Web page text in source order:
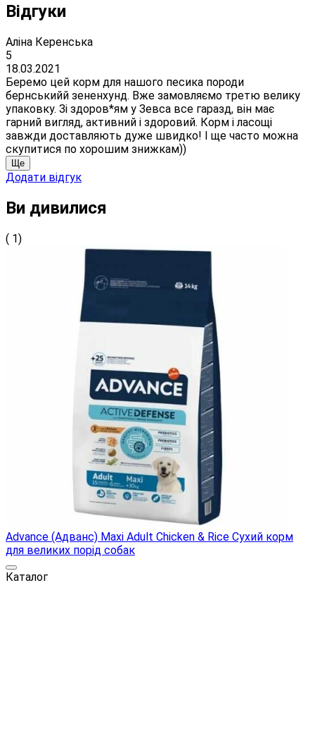
Відгуки
Аліна Керенська
5
18.03.2021
Беремо цей корм для нашого песика породи
бернськийй зененхунд. Вже замовляємо третю велику
упаковку. Зі здоров*ям у Зевса все гаразд, він має
гарний вигляд, активний і здоровий. Корм і ласощі
завжди доставляють дуже швидко! І ще часто можна
скупитися по хорошим знижкам))
Ще
Додати відгук
Ви дивилися
( 1)
Advance (Адванс) Maxi Adult Chicken & Rice Сухий корм
для великих порід собак
Каталог